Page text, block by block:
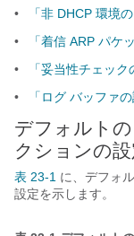
•
「非 DHCP 環境
•
「着信 ARP パケ
•
「妥当性チェック
•
「ログ バッファの
デフォルト
クションの設
表 23-1 に、デフォ
設定を示します。